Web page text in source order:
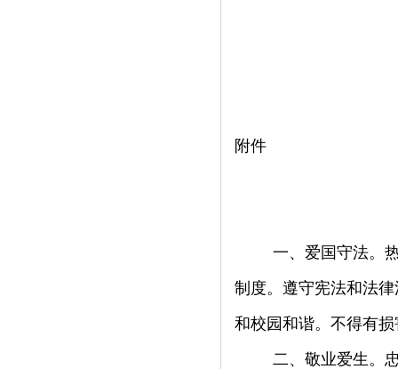
附件
一、爱国守法。
制度。遵守宪法和法
和校园和谐。不得有
二、敬业爱生。